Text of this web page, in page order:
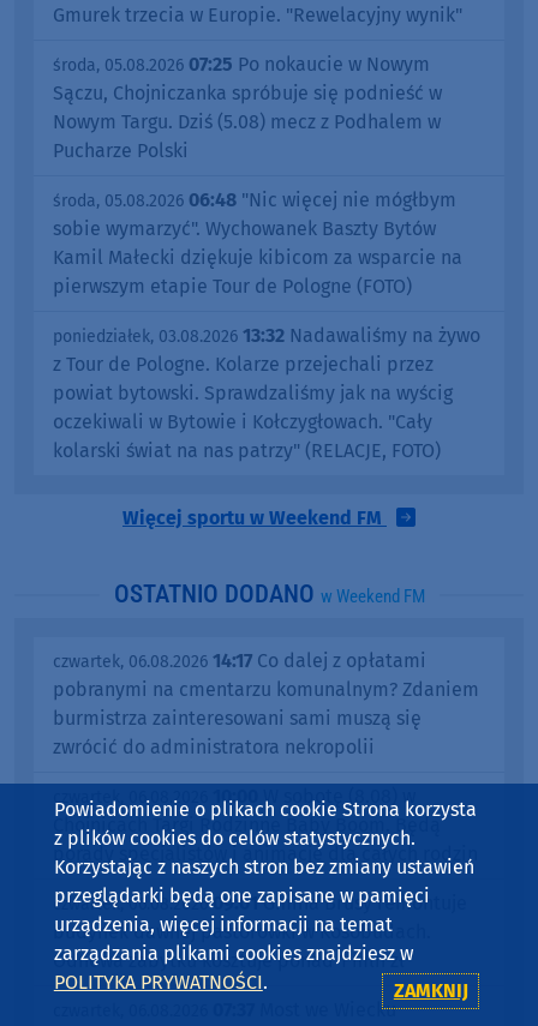
Gmurek trzecia w Europie. "Rewelacyjny wynik"
środa, 05.08.2026 07:25 Po nokaucie w Nowym
Sączu, Chojniczanka spróbuje się podnieść w
Nowym Targu. Dziś (5.08) mecz z Podhalem w
Pucharze Polski
środa, 05.08.2026 06:48 "Nic więcej nie mógłbym
sobie wymarzyć". Wychowanek Baszty Bytów
Kamil Małecki dziękuje kibicom za wsparcie na
pierwszym etapie Tour de Pologne (FOTO)
poniedziałek, 03.08.2026 13:32 Nadawaliśmy na żywo
z Tour de Pologne. Kolarze przejechali przez
powiat bytowski. Sprawdzaliśmy jak na wyścig
oczekiwali w Bytowie i Kołczygłowach. "Cały
kolarski świat na nas patrzy" (RELACJE, FOTO)
Więcej sportu w Weekend FM
OSTATNIO DODANO w Weekend FM
czwartek, 06.08.2026 14:17 Co dalej z opłatami
pobranymi na cmentarzu komunalnym? Zdaniem
burmistrza zainteresowani sami muszą się
zwrócić do administratora nekropolii
czwartek, 06.08.2026 10:00
W sobotę (8.08) w
Chojnicach Targi Rodzinne Baby Boom. Będą
porady specjalistów i animacje dla całych rodzin
czwartek, 06.08.2026 09:01Gmina Brusy remontuje
budynek dawnej pastorówki w Kosobudach.
Odnowa zabytku kosztuje ponad 1 mln zł
Most we Wiecku
Powiadomienie o plikach cookie Strona korzysta
z plików cookies do celów statystycznych.
Korzystając z naszych stron bez zmiany ustawień
przeglądarki będą one zapisane w pamięci
urządzenia, więcej informacji na temat
zarządzania plikami cookies znajdziesz w
POLITYKA PRYWATNOŚCI. ZAMKNIJ